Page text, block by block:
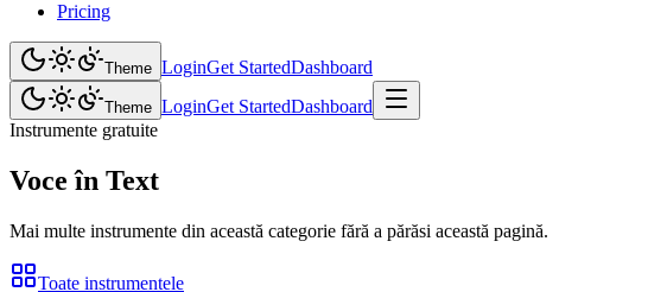
Pricing
Theme LoginGet StartedDashboard
Theme LoginGet StartedDashboard
Instrumente gratuite
Voce în Text
Mai multe instrumente din această categorie fără a părăsi această pagină.
Toate instrumentele